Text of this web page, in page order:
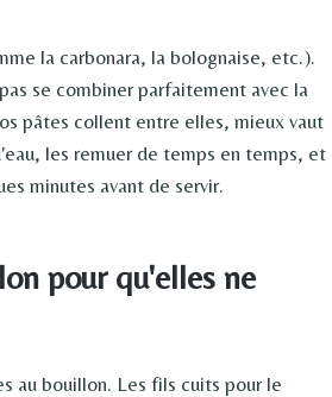
la carbonara, la bolognaise, etc.).
se combiner parfaitement avec la
pâtes collent entre elles, mieux vaut
les remuer de temps en temps, et
minutes avant de servir.
pour qu'elles ne
au bouillon. Les fils cuits pour le